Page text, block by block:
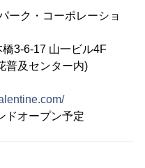
ーク・コーポレーショ
3-6-17 山一ビル4F
センター内)
ープン予定